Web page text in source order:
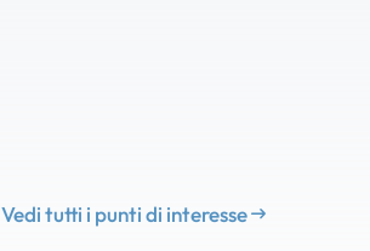
Vedi tutti i punti di interesse